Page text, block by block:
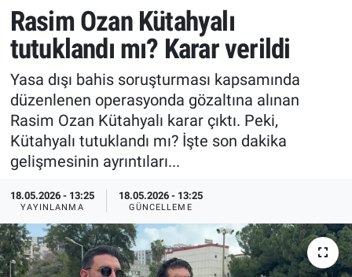
Rasim Ozan Kütahyalı
tutuklandı mı? Karar verildi
Yasa dışı bahis soruşturması kapsamında
düzenlenen operasyonda gözaltına alınan
Rasim Ozan Kütahyalı karar çıktı. Peki,
Kütahyalı tutuklandı mı? İşte son dakika
gelişmesinin ayrıntıları...
18.05.2026 - 13:25
YAYINLANMA
18.05.2026 - 13:25
GÜNCELLEME
Erişim Bilgileri
Ekonomi
Trend
Özel Haberler
Erişim Bilgileri
Spor
Ekonomi
Dünya
Kadın
Erişim Bilgileri
Tüm Manşetler
Son Dakika Haberleri
Haber Arşivi